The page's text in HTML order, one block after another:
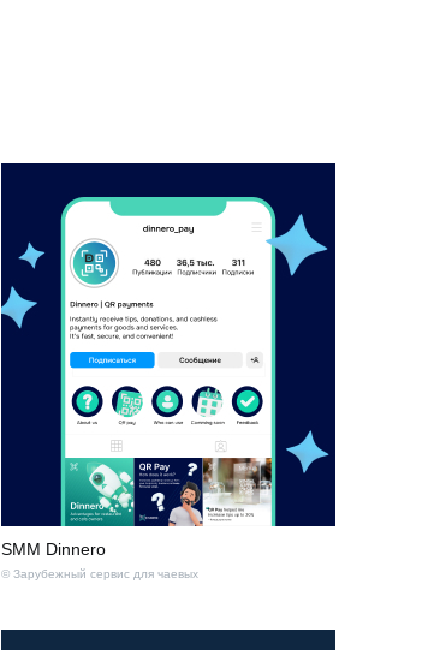
SMM Dinnero
© Зарубежный сервис для чаевых